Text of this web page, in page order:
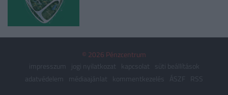
© 2026 Pénzcentrum
impresszum
jogi nyilatkozat kapcsolat
süti beállítások
adatvédelem
médiaajánlat kommentkezelés ÁSZF RSS